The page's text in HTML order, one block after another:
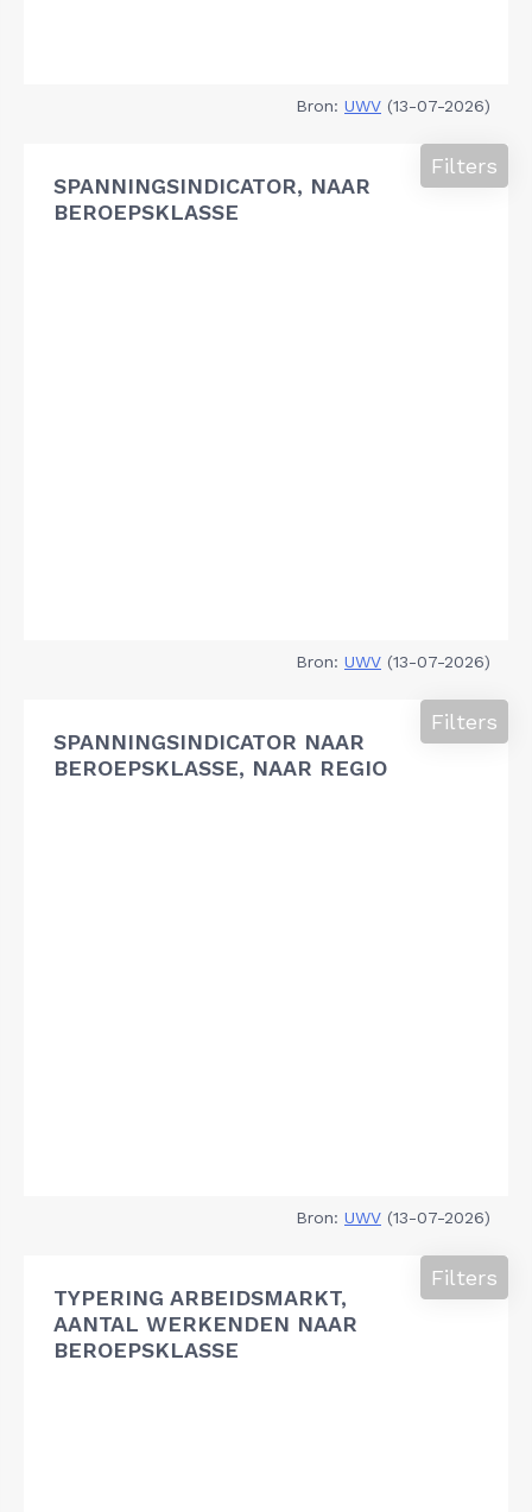
Bron: UWV (13-07-2026)
SPANNINGSINDICATOR, NAAR
BEROEPSKLASSE
Filters
Bron: UWV (13-07-2026)
SPANNINGSINDICATOR NAAR
BEROEPSKLASSE, NAAR REGIO
Filters
Bron: UWV (13-07-2026)
TYPERING ARBEIDSMARKT,
AANTAL WERKENDEN NAAR
BEROEPSKLASSE
Filters